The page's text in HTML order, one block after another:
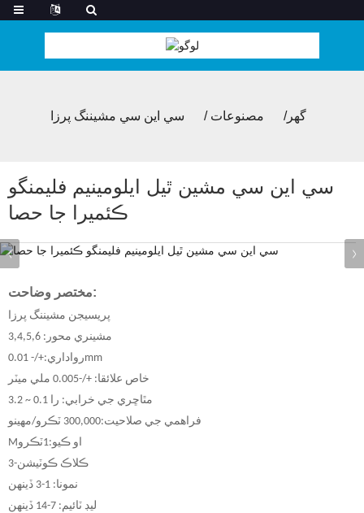
گھر مصنوعات سي اين سي مشيننگ پرزا
سي اين سي مشين ٿيل ايلومينيم فليمنگو
ڪئميرا جا حصا
مختصر وضاحت:
پريسيجن مشيننگ پرزا
مشينري محور: 3,4,5,6
رواداري:+/- 0.01mm
خاص علائقا: +/-0.005 ملي ميٽر
مٿاڇري جي خرابي: را 0.1 ~ 3.2
فراهمي جي صلاحيت:
300,000 ٽڪرو/مهينو
M
او ڪيو:1ٽڪرو
3-ڪلاڪ ڪوٽيشن
نمونا: 1-3 ڏينهن
ليڊ ٽائيم: 7-14 ڏينهن